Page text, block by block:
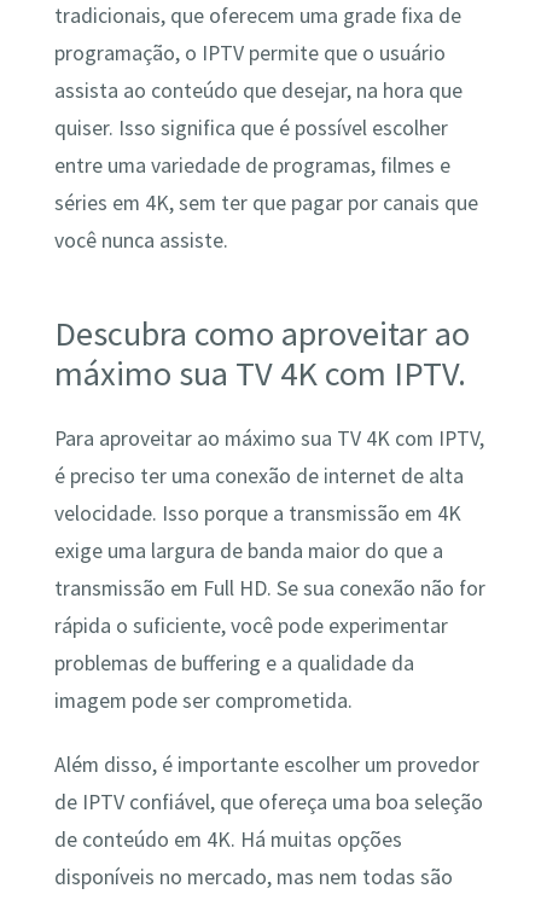
tradicionais, que oferecem uma grade fixa de
programação, o IPTV permite que o usuário
assista ao conteúdo que desejar, na hora que
quiser. Isso significa que é possível escolher
entre uma variedade de programas, filmes e
séries em 4K, sem ter que pagar por canais que
você nunca assiste.
Descubra como aproveitar ao
máximo sua TV 4K com IPTV.
Para aproveitar ao máximo sua TV 4K com IPTV,
é preciso ter uma conexão de internet de alta
velocidade. Isso porque a transmissão em 4K
exige uma largura de banda maior do que a
transmissão em Full HD. Se sua conexão não for
rápida o suficiente, você pode experimentar
problemas de buffering e a qualidade da
imagem pode ser comprometida.
Além disso, é importante escolher um provedor
de IPTV confiável, que ofereça uma boa seleção
de conteúdo em 4K. Há muitas opções
disponíveis no mercado, mas nem todas são